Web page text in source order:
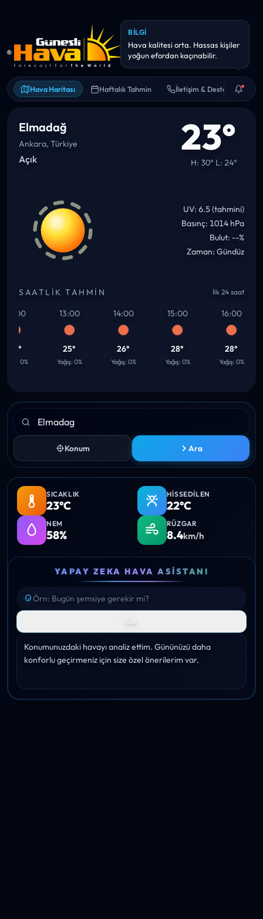
Hava Haritası Haftalık Tahmin İletişim & Destek
Elmadağ
Ankara, Türkiye
Açık 23°
H: 30° L: 24°
UV: 6.5 (tahmini)
Basınç: 1014 hPa
Bulut: --%
Zaman: Gündüz
SAATLIK TAHMIN İlk 24 saat
13:00
25°
Yağış: 0%
14:00
26°
Yağış: 0%
15:00
28°
Yağış: 0%
16:00
28°
Yağış: 0%
Konum Ara
SICAKLIK
23°C
HISSEDILEN
22°C
NEM
58%
RÜZGAR
8.4km/h
YAPAY ZEKA HAVA ASISTANI
Sor
Konumunuzdaki havayı analiz ettim. Gününüzü daha
konforlu geçirmeniz için size özel önerilerim var.